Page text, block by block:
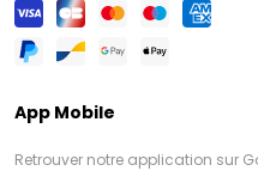
App Mobile
Retrouver notre application sur